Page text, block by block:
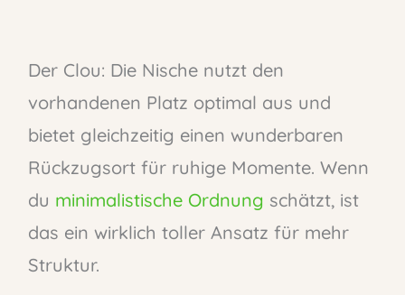
Der Clou: Die Nische nutzt den
vorhandenen Platz optimal aus und
bietet gleichzeitig einen wunderbaren
Rückzugsort für ruhige Momente. Wenn
du minimalistische Ordnung schätzt, ist
das ein wirklich toller Ansatz für mehr
Struktur.